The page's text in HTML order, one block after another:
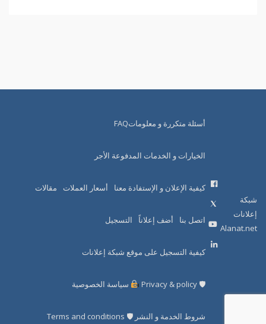
شبكة
إعلانات
Alanat.net
أسئلة متكررة و معلوماتFAQ
الخيارات و الخدمات المدفوعة الأجر
كيفية الإعلان و الإستفادة معنا أسعار العملات مقالات
اتصل بنا أضف إعلاناً التسجيل
كيفية التسجيل على موقع شبكة إعلانات
🛡 Privacy & policy سياسة الخصوصية
شروط الخدمة و النشر 🛡 Terms and conditions